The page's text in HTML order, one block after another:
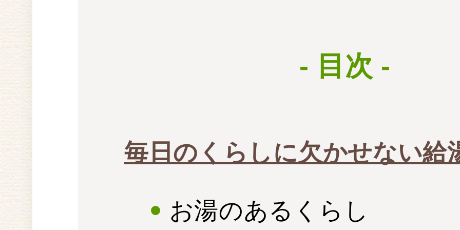
- 目次 -
毎日のくらしに欠かせない給
お湯のあるくらし